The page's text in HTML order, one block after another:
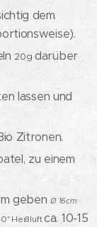
dem
20gdarüber
lassen und
Zitronen.
zu einem
gebenØ 16cm
Heißluftca. 10-15